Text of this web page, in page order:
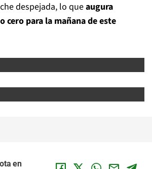
despejada, lo queaugura
cero para la mañana de este
en